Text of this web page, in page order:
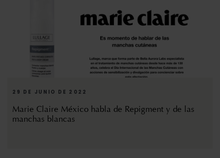
29 DE JUNIO DE 2022
Marie Claire México habla de Repigment y de las
manchas blancas